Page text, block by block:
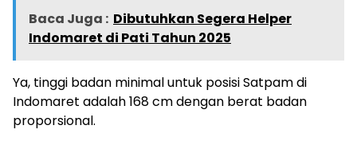
Baca Juga : Dibutuhkan Segera Helper
Indomaret di Pati Tahun 2025
Ya, tinggi badan minimal untuk posisi Satpam di
Indomaret adalah 168 cm dengan berat badan
proporsional.